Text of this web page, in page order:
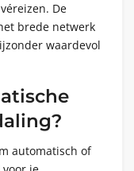
De
brede netwerk
waardevol
automatisch of